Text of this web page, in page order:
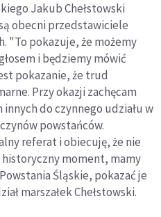
Jakub Chełstowski
obecni przedstawiciele
"To pokazuje, że możemy
i będziemy mówić
pokazanie, że trud
Przy okazji zachęcam
do czynnego udziału w
powstańców.
referat i obiecuję, że nie
historyczny moment, mamy
Śląskie, pokazać je
marszałek Chełstowski.